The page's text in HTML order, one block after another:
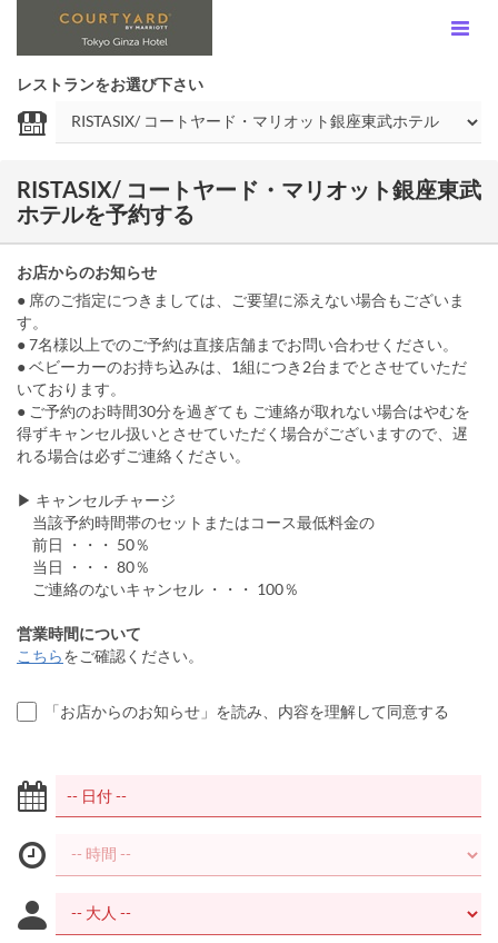
レストランをお選び下さい
RISTASIX/ コートヤード・マリオット銀座東武
ホテルを予約する
お店からのお知らせ
● 席のご指定につきましては、ご要望に添えない場合もございま
す。
● 7名様以上でのご予約は直接店舗までお問い合わせください。
● ベビーカーのお持ち込みは、1組につき2台までとさせていただ
いております。
● ご予約のお時間30分を過ぎても ご連絡が取れない場合はやむを
得ずキャンセル扱いとさせていただく場合がございますので、遅
れる場合は必ずご連絡ください。
▶ キャンセルチャージ
当該予約時間帯のセットまたはコース最低料金の
前日 ・・・ 50％
当日 ・・・ 80％
ご連絡のないキャンセル ・・・ 100％
営業時間について
こちらをご確認ください。
「お店からのお知らせ」を読み、内容を理解して同意する